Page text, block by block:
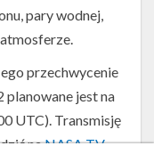
pary wodnej,
przechwycenie
planowane jest na
UTC). Transmisję
naNASA TV.